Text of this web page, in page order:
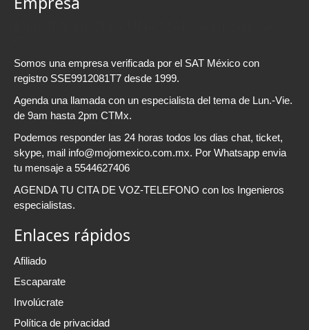
Somos una empresa verificada por el SAT México con
registro SSE9912081T7 desde 1999.
Agenda una llamada con un especialista del tema de Lun.-Vie.
de 9am hasta 2pm CTMx.
Podemos responder las 24 horas todos los dias chat, ticket,
skype, mail info@mojomexico.com.mx. Por Whatsapp envia
tu mensaje a 5544627406
AGENDA TU CITA DE VOZ-TELEFONO con los Ingenieros
especialistas.
Enlaces rápidos
Afiliado
Escaparate
Involúcrate
Política de privacidad